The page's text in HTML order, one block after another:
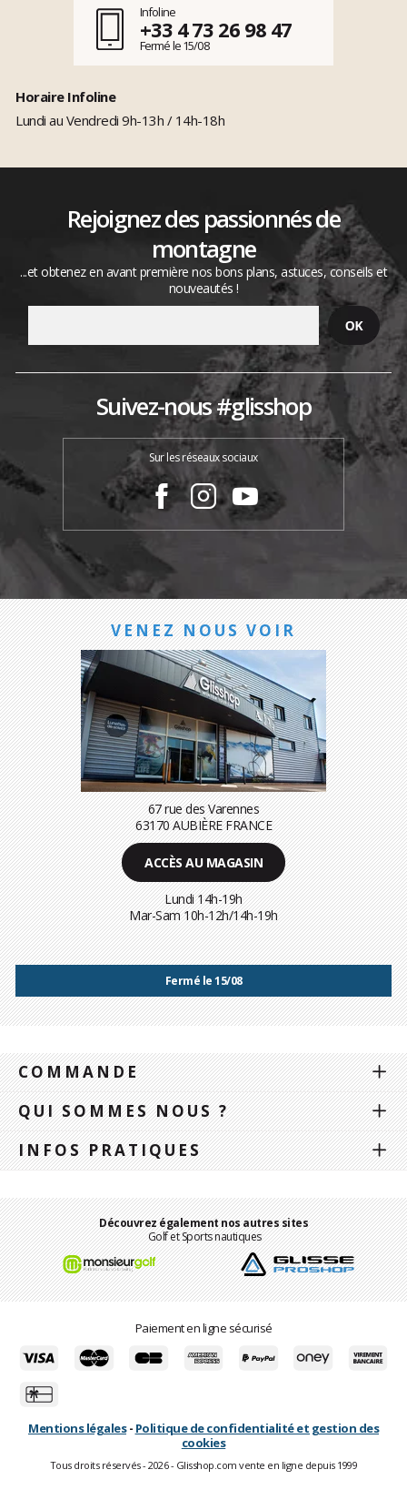
Infoline
+33 4 73 26 98 47
Fermé le 15/08
Horaire Infoline
Lundi au Vendredi 9h-13h / 14h-18h
Rejoignez des passionnés de
montagne
...et obtenez en avant première nos bons plans, astuces, conseils et
nouveautés !
Suivez-nous #glisshop
Sur les réseaux sociaux
VENEZ NOUS VOIR
67 rue des Varennes
63170 AUBIÈRE FRANCE
ACCÈS AU MAGASIN
Lundi 14h-19h
Mar-Sam 10h-12h/14h-19h
Fermé le 15/08
COMMANDE
QUI SOMMES NOUS ?
INFOS PRATIQUES
Découvrez également nos autres sites
Golf et Sports nautiques
Paiement en ligne sécurisé
Mentions légales- Politique de confidentialité et gestion des
cookies
Tous droits réservés - 2026 - Glisshop.com vente en ligne depuis 1999